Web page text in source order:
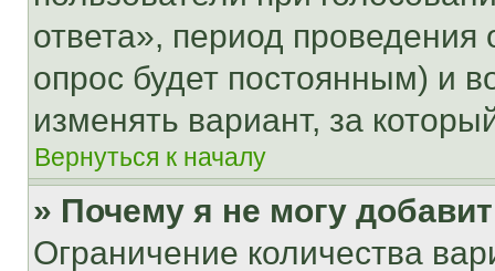
ответа», период проведения
опрос будет постоянным) и
изменять вариант, за
Вернуться к началу
» Почему я не могу
Ограничение количества